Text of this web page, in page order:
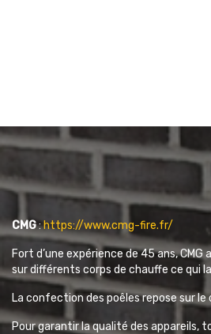
CMG:https://www.cmg-fire.fr/
Fort d’une expérience de 45 ans,
sur différents corps de chauffe ce qui
La confection des poêles repose sur
Pour garantir la qualité des appareils,